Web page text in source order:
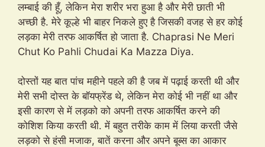
लम्बाई की हूँ, लेकिन मेरा शरीर भरा हुआ है और मेरी छाती भी
अच्छी है. मेरे कूल्हे भी बाहर निकले हुए है जिसकी वजह से हर कोई
लड़का मेरी तरफ आकर्षित हो जाता है. Chaprasi Ne Meri
Chut Ko Pahli Chudai Ka Mazza Diya.
दोस्तों यह बात पांच महीने पहले की है जब में पढ़ाई करती थी और
मेरी सभी दोस्त के बॉयफ्रेंड थे, लेकिन मेरा कोई भी नहीं था और
इसी कारण से में लड़को को अपनी तरफ आकर्षित करने की
कोशिश किया करती थी. में बहुत तरीके काम में लिया करती जैसे
लड़को से हंसी मजाक, बातें करना और अपने बूब्स का आकार